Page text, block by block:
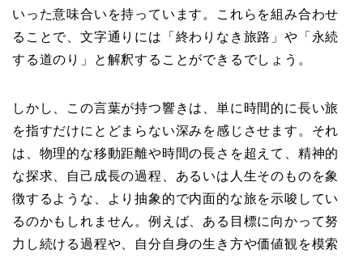
いった意味合いを持っています。これらを組み合わせ
ることで、文字通りには「終わりなき旅路」や「永続
する道のり」と解釈することができるでしょう。
しかし、この言葉が持つ響きは、単に時間的に長い旅
を指すだけにとどまらない深みを感じさせます。それ
は、物理的な移動距離や時間の長さを超えて、精神的
な探求、自己成長の過程、あるいは人生そのものを象
徴するような、より抽象的で内面的な旅を示唆してい
るのかもしれません。例えば、ある目標に向かって努
力し続ける過程や、自分自身の生き方や価値観を模索